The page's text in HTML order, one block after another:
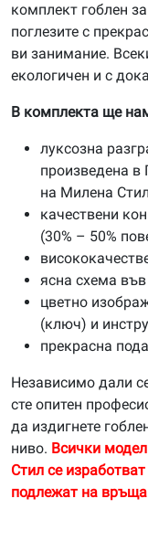
комплект гоблен
поглезите с
ви занимание.
екологичен и с
В комплекта ще
луксозна
произведена в
на Милена
качествени
(30% – 50%
ясна схема
цветно
(ключ) и
прекрасна
Независимо дали
сте опитен
да издигнете
ниво. Всички
Стил се
подлежат на